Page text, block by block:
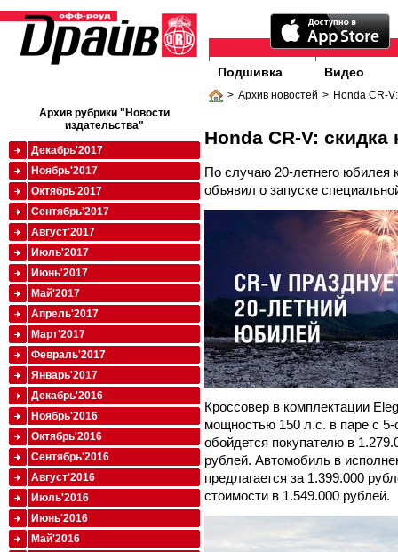
Подшивка Видео
> Архив новостей > Honda CR-
Honda CR-V: скидка
По случаю 20-летнего юбилея
объявил о запуске
Кроссовер в комплектации
мощностью 150 л.с. в паре с 5-
обойдется покупателю в
рублей. Автомобиль в
предлагается за 1.399.000
стоимости в 1.549.000 рублей.
Архив рубрики "Новости
издательства"
Декабрь'2017
Ноябрь'2017
Октябрь'2017
Сентябрь'2017
Август'2017
Июль'2017
Июнь'2017
Май'2017
Апрель'2017
Март'2017
Февраль'2017
Январь'2017
Декабрь'2016
Ноябрь'2016
Октябрь'2016
Сентябрь'2016
Август'2016
Июль'2016
Июнь'2016
Май'2016